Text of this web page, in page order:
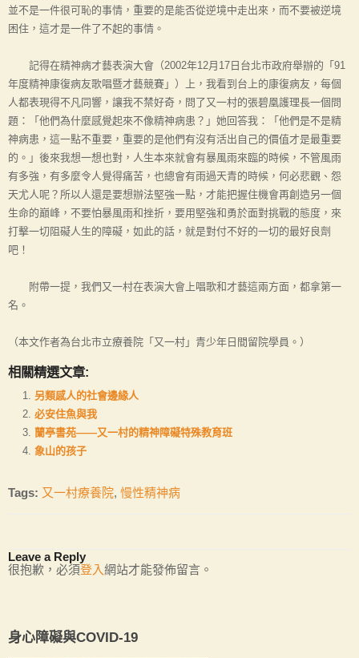
並不是一件很可恥的事情，重要的是能否從逆境中走出來，而不要被逆境
困住，這才是一件了不起的事情。
記得在精神病才藝表演大會（2002年12月17日台北市政府舉辦的「91
年度精神康復病友歌唱暨才藝競賽」）上，我看到台上的康復病友，每個
人都表現得不凡同響，讓我不禁好奇，問了又一村的張碧凰護理長一個問
題：「他們為什麼感覺起來不像精神病患？」她回答我：「他們是不是精
神病患，這一點不重要，重要的是他們有沒有活出自己的價值才是最重要
的。」後來我想一想也對，人生本來就會有暴風雨來臨的時候，不管風雨
有多強，有多麼令人覺得痛苦，也總會有雨過天青的時候，何必悲觀、怨
天尤人呢？所以人還是要想辦法堅強一點，才能把握住機會再創造另一個
生命的巔峰，不要怕暴風雨和挫折，要用堅強和勇於面對挑戰的態度，來
打擊一切阻礙人生的障礙，如此的話，就是對付不好的一切的最好良劑
吧！
附帶一提，我們又一村在表演大會上唱歌和才藝這兩方面，都拿第一
名。
（本文作者為台北市立療養院「又一村」青少年日間留院學員。）
相關精選文章:
另類感人的社會邊緣人
必安住魚與我
蘭亭書苑——又一村的精神障礙特殊教育班
象山的孩子
Tags: 又一村療養院, 慢性精神病
Leave a Reply
很抱歉，必須登入網站才能發佈留言。
身心障礙與COVID-19